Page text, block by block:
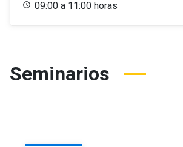
09:00 a 11:00 horas
Seminarios